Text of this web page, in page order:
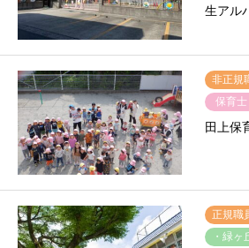
生アル
非正規
保育士
田上保
正規職
・緑